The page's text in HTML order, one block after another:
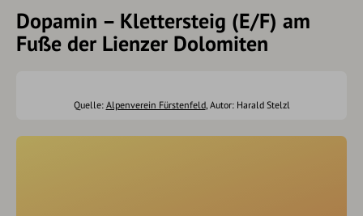
Dopamin – Klettersteig (E/F) am
Fuße der Lienzer Dolomiten
Quelle: Alpenverein Fürstenfeld, Autor: Harald Stelzl